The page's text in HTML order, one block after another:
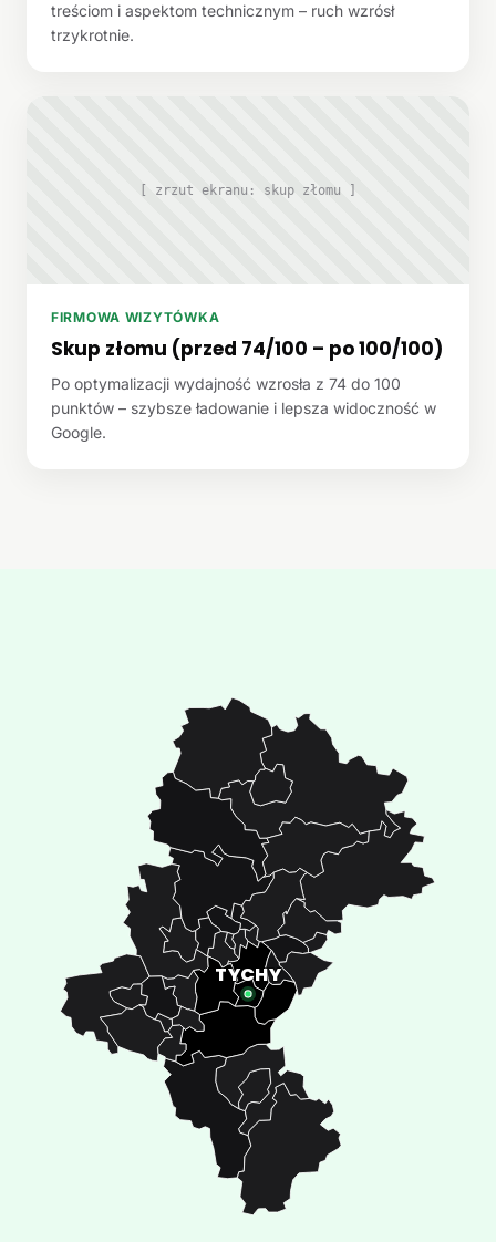
treściom i aspektom technicznym – ruch wzrósł
trzykrotnie.
[ zrzut ekranu: skup złomu ]
FIRMOWA WIZYTÓWKA
Skup złomu (przed 74/100 – po 100/100)
Po optymalizacji wydajność wzrosła z 74 do 100
punktów – szybsze ładowanie i lepsza widoczność w
Google.